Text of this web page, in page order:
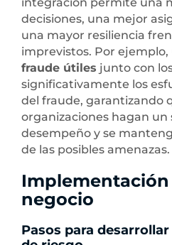
integración permite una
decisiones, una mejor
una mayor resiliencia
imprevistos. Por
fraude útiles junto con
significativamente los
del fraude, garantizando
organizaciones hagan
desempeño y se
de las posibles amenazas.
Implementación
negocio
Pasos para